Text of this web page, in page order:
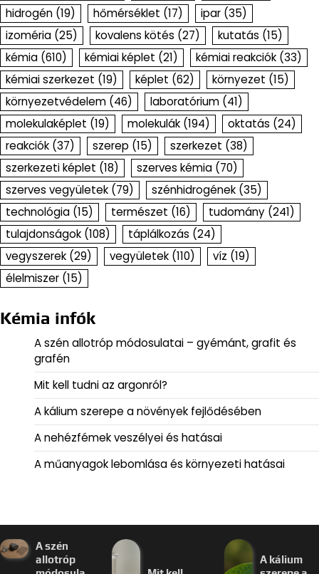
hidrogén (19) hőmérséklet (17) ipar (35)
izoméria (25) kovalens kötés (27) kutatás (15)
kémia (610) kémiai képlet (21) kémiai reakciók (33)
kémiai szerkezet (19) képlet (62) környezet (15)
környezetvédelem (46) laboratórium (41)
molekulaképlet (19) molekulák (194) oktatás (24)
reakciók (37) szerep (15) szerkezet (38)
szerkezeti képlet (18) szerves kémia (70)
szerves vegyületek (79) szénhidrogének (35)
technológia (15) természet (16) tudomány (241)
tulajdonságok (108) táplálkozás (24)
vegyszerek (29) vegyületek (110) víz (19)
élelmiszer (15)
Kémia infók
A szén allotróp módosulatai – gyémánt, grafit és
grafén
Mit kell tudni az argonról?
A kálium szerepe a növények fejlődésében
A nehézfémek veszélyei és hatásai
A műanyagok lebomlása és környezeti hatásai
A szén
allotróp
A kálium